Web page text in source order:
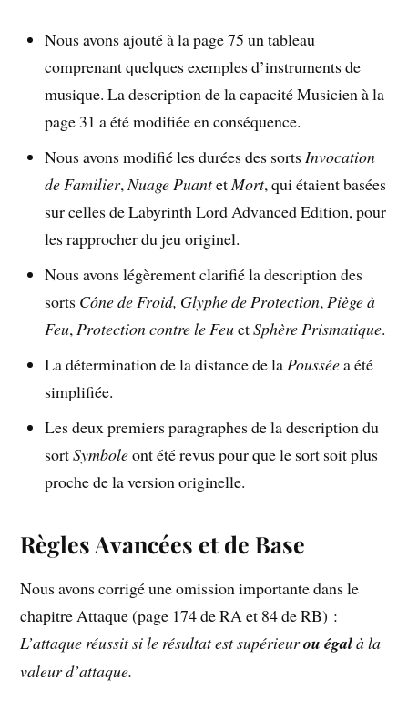
Nous avons ajouté à la page 75 un tableau
comprenant quelques exemples d’instruments de
musique. La description de la capacité Musicien à la
page 31 a été modifiée en conséquence.
Nous avons modifié les durées des sortsInvocation
de Familier,Nuage PuantetMort, qui étaient basées
sur celles de Labyrinth Lord Advanced Edition, pour
les rapprocher du jeu originel.
Nous avons légèrement clarifié la description des
sorts Cône de Froid, Glyphe de Protection,Piège à
Feu,Protection contre le FeuetSphère Prismatique.
La détermination de la distance de laPousséea été
simplifiée.
Les deux premiers paragraphes de la description du
sortSymboleont été revus pour que le sort soit plus
proche de la version originelle.
Règles Avancées et de Base
Nous avons corrigé une omission importante dans le
chapitre Attaque (page 174 de RA et 84 de RB) :
L’attaque réussit si le résultat est supérieurou égalà la
valeur d’attaque.